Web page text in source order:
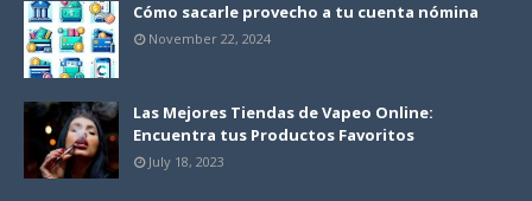
Cómo sacarle provecho a tu cuenta nómina
November 22, 2024
Las Mejores Tiendas de Vapeo Online:
Encuentra tus Productos Favoritos
July 18, 2023